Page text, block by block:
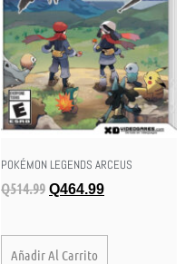
POKÉMON LEGENDS ARCEUS
Q514.99 Q464.99
Añadir Al Carrito